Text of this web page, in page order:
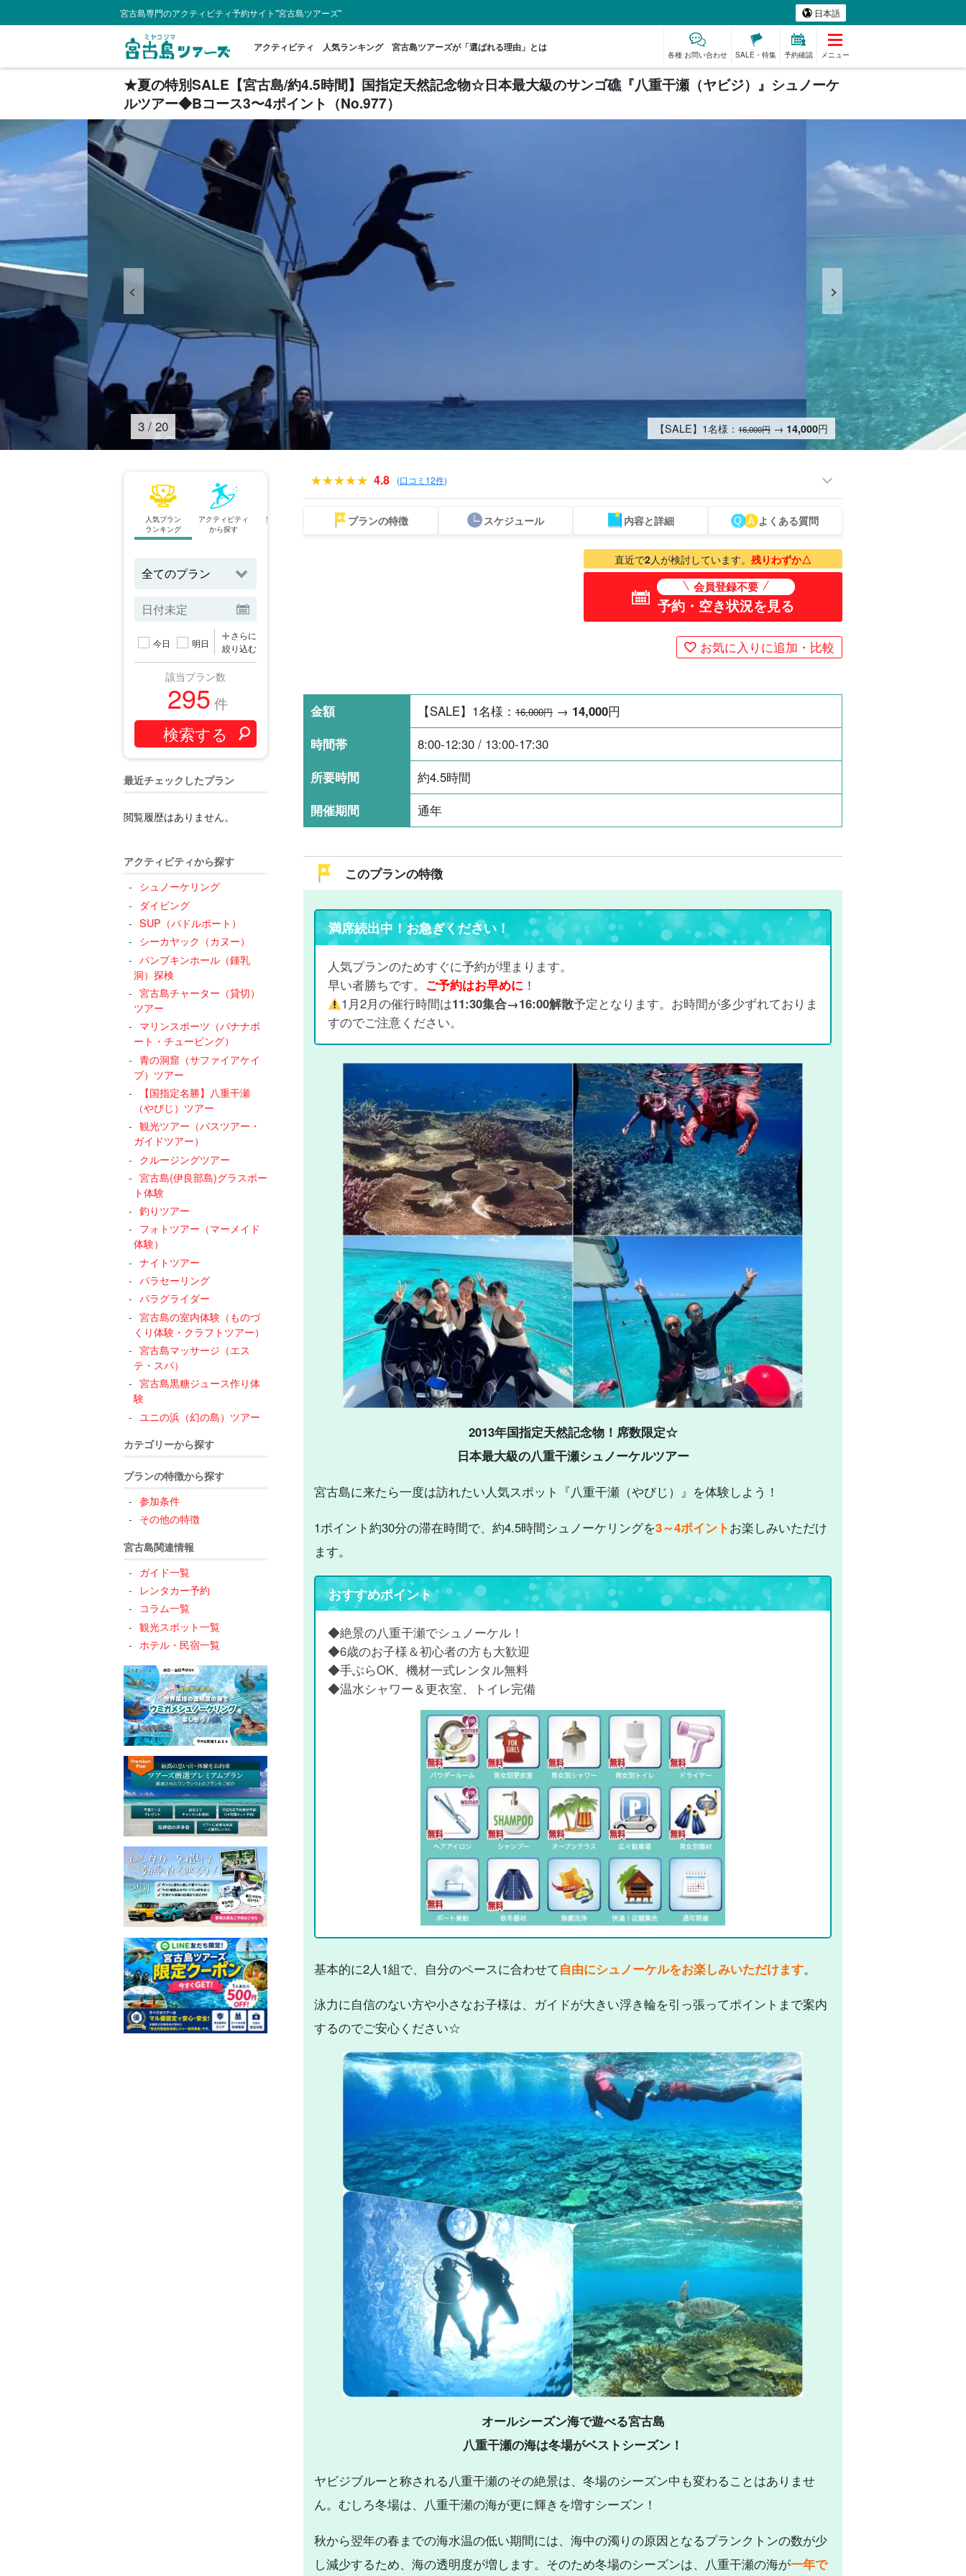
宮古島専門のアクティビティ予約サイト"宮古島ツアーズ" 日本語
アクティビティ 人気ランキング 宮古島ツアーズが「選ばれる理由」とは
各種 お問い合わせ SALE・特集 予約確認 メニュー
★夏の特別SALE【宮古島/約4.5時間】国指定天然記念物☆日本最大級のサンゴ礁『八重干瀬（ヤビジ）』シュノーケ
ルツアー◆Bコース3〜4ポイント（No.977）
4 / 20 【SALE】1名様： 16,000円 → 14,000円
人気プラン
ランキング
アクティビティ
から探す
当日予約OK
スポットから
探す
送迎付きプラン ウミガメツアー レンタカー
プレミアム
厳選プラン
ものづくり体験 ベビーシッター
スパ&リラク
ゼーション
今日 明日
さらに
絞り込む
該当プラン数
295 件
最近チェックしたプラン
閲覧履歴はありません。
アクティビティから探す
シュノーケリング
ダイビング
SUP（パドルボート）
シーカヤック（カヌー）
パンプキンホール（鍾乳
洞）探検
宮古島チャーター（貸切）
ツアー
マリンスポーツ（バナナボ
ート・チュービング）
青の洞窟（サファイアケイ
ブ）ツアー
【国指定名勝】八重干瀬
（やびじ）ツアー
観光ツアー（バスツアー・
ガイドツアー）
クルージングツアー
宮古島(伊良部島)グラスボー
ト体験
釣りツアー
フォトツアー（マーメイド
体験）
ナイトツアー
パラセーリング
パラグライダー
宮古島の室内体験（ものづ
くり体験・クラフトツアー）
宮古島マッサージ（エス
テ・スパ）
宮古島黒糖ジュース作り体
験
ユニの浜（幻の島）ツアー
カテゴリーから探す
プランの特徴から探す
参加条件
その他の特徴
宮古島関連情報
ガイド一覧
レンタカー予約
コラム一覧
観光スポット一覧
ホテル・民宿一覧
4.8 (口コミ12件)
プランの特徴 スケジュール 内容と詳細 よくある質問
直近で2人が検討しています。 残りわずか△
会員登録不要
予約・空き状況を見る
お気に入りに追加・比較
金額 【SALE】1名様： 16,000円 → 14,000円
時間帯
8:00-12:30 / 13:00-17:30
所要時間
約4.5時間
開催期間
通年
このプランの特徴
満席続出中！お急ぎください！
人気プランのためすぐに予約が埋まります。
早い者勝ちです。 ご予約はお早めに ！
1月2月の催行時間は11:30集合→16:00解散予定となります。お時間が多少ずれておりま
すのでご注意ください。
2013年国指定天然記念物！席数限定☆
日本最大級の八重干瀬シュノーケルツアー
宮古島に来たら一度は訪れたい人気スポット『八重干瀬（やびじ）』を体験しよう！
1ポイント約30分の滞在時間で、約4.5時間シュノーケリングを3～4ポイントお楽しみいただけ
ます。
おすすめポイント
◆絶景の八重干瀬でシュノーケル！
◆6歳のお子様＆初心者の方も大歓迎
◆手ぶらOK、機材一式レンタル無料
◆温水シャワー＆更衣室、トイレ完備
基本的に2人1組で、自分のペースに合わせて自由にシュノーケルをお楽しみいただけます。
泳力に自信のない方や小さなお子様は、ガイドが大きい浮き輪を引っ張ってポイントまで案内
するのでご安心ください☆
オールシーズン海で遊べる宮古島
八重干瀬の海は冬場がベストシーズン！
ヤビジブルーと称される八重干瀬のその絶景は、冬場のシーズン中も変わることはありませ
ん。むしろ冬場は、八重干瀬の海が更に輝きを増すシーズン！
秋から翌年の春までの海水温の低い期間には、海中の濁りの原因となるプランクトンの数が少
し減少するため、海の透明度が増します。そのため冬場のシーズンは、八重干瀬の海が一年で